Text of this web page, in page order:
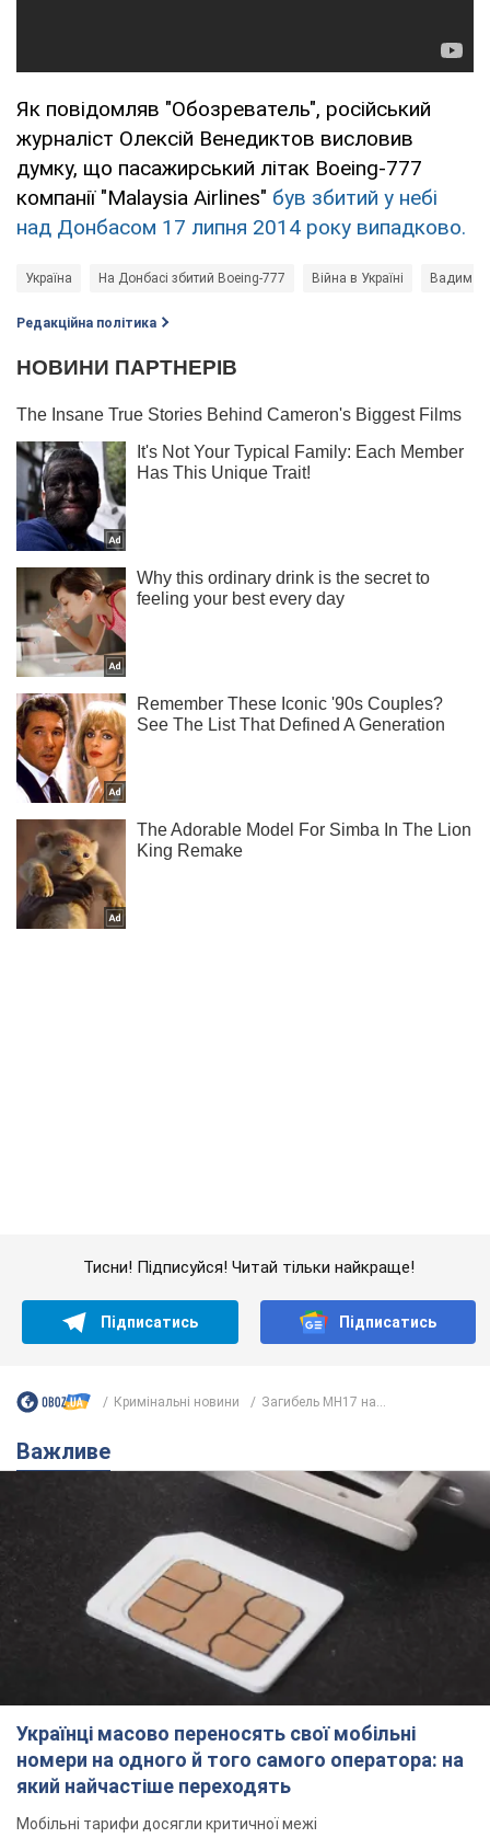
Як повідомляв "Обозреватель", російський
журналіст Олексій Венедиктов висловив
думку, що пасажирський літак Boeing-777
компанії "Malaysia Airlines" був збитий у небі
над Донбасом 17 липня 2014 року випадково.
Україна На Донбасі збитий Boeing-777 Війна в Україні Вадим
Редакційна політика
номери на одного й того самого оператора: на
який найчастіше переходять
Мобільні тарифи досягли критичної межі
Українців планують виселяти з
квартир: "слуга народу" розповіла,
хто ухвалюватиме рішення про
Чому хочуть зносити оселі українців
9.08.2026 23:18 59,8 т.
Українці масово купують дорогі нові
авто: скільки коштує